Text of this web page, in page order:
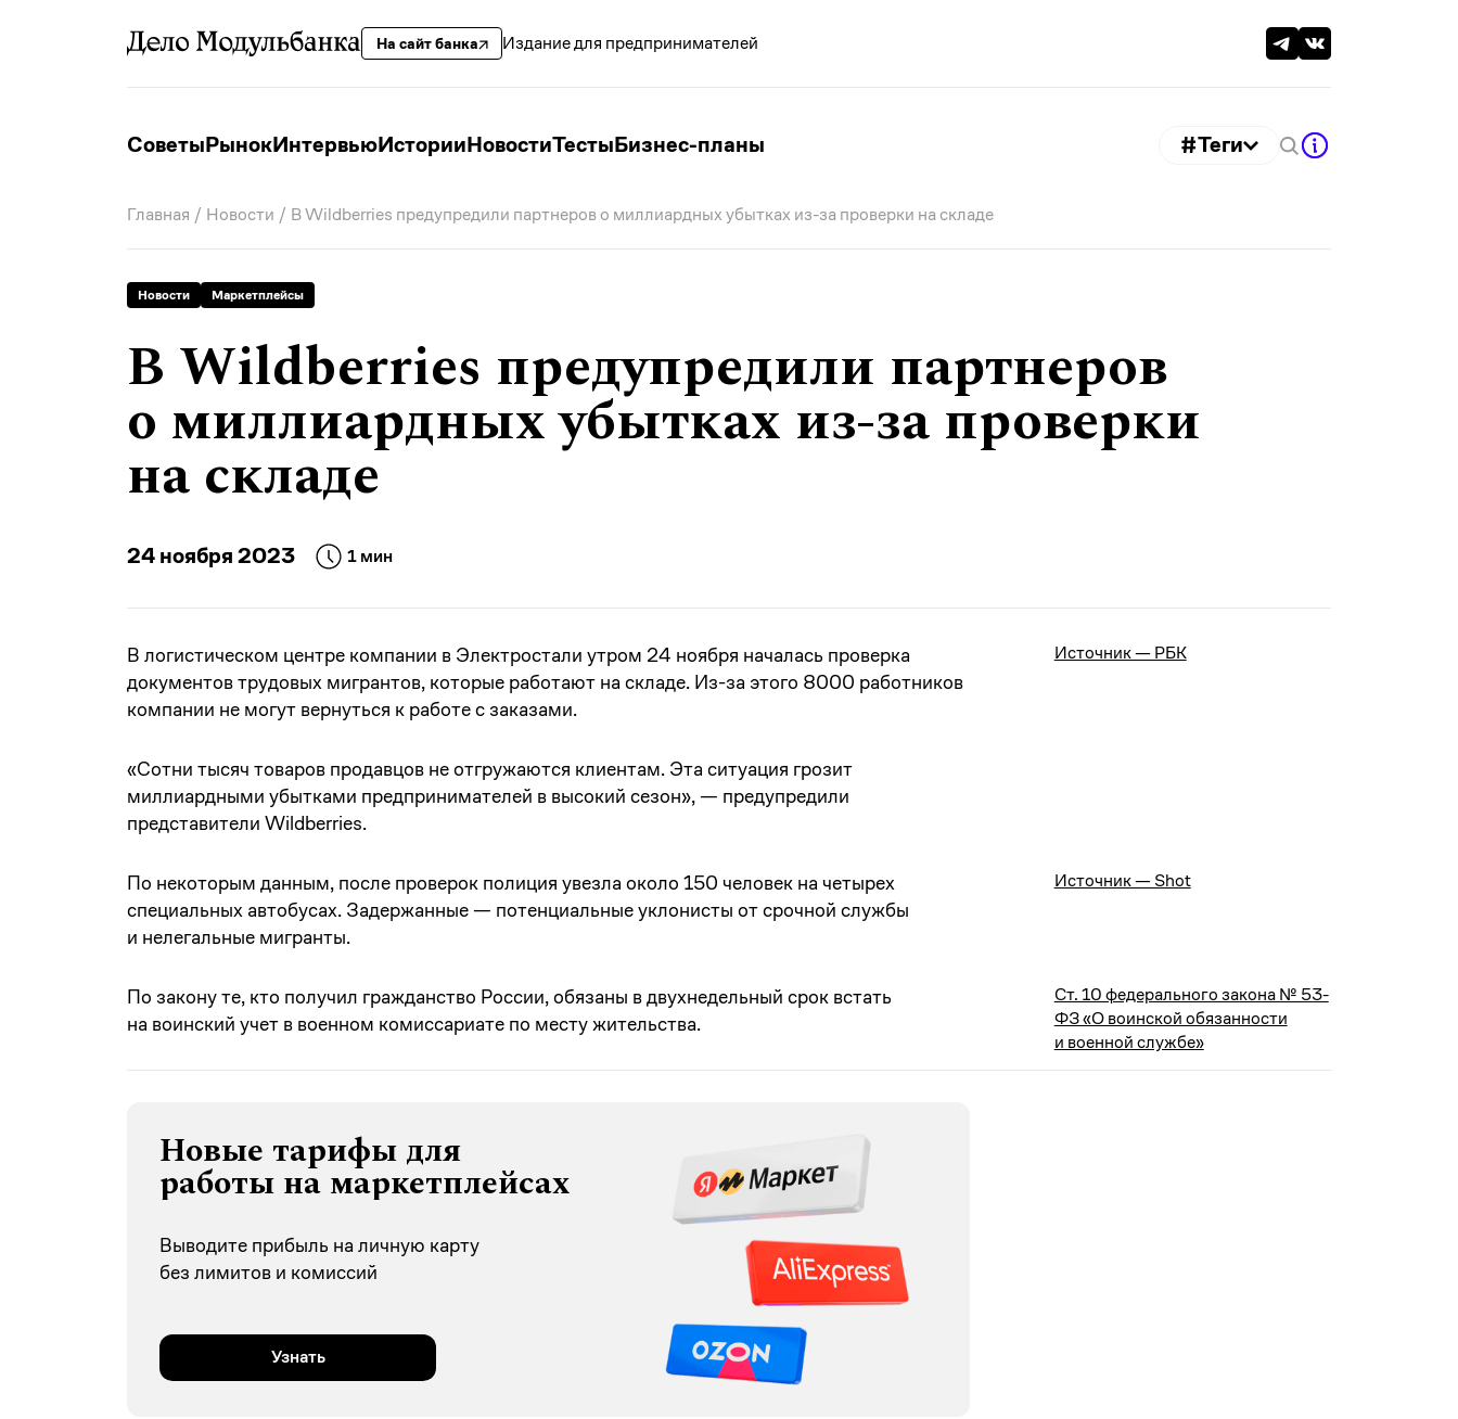
На сайт банка Издание для предпринимателей
СоветыРынокИнтервьюИсторииНовостиТестыБизнес-планы #Теги
Главная / Новости / В Wildberries предупредили партнеров о миллиардных убытках из-за проверки на складе
Новости Маркетплейсы
В Wildberries предупредили партнеров
о миллиардных убытках из-за проверки
на складе
24 ноября 2023 1 мин
Источник — РБК
В логистическом центре компании в Электростали утром 24 ноября началась проверка
документов трудовых мигрантов, которые работают на складе. Из-за этого 8000 работников
компании не могут вернуться к работе с заказами.
«Сотни тысяч товаров продавцов не отгружаются клиентам. Эта ситуация грозит
миллиардными убытками предпринимателей в высокий сезон», — предупредили
представители Wildberries.
Источник — Shot
По некоторым данным, после проверок полиция увезла около 150 человек на четырех
специальных автобусах. Задержанные — потенциальные уклонисты от срочной службы
и нелегальные мигранты.
Ст. 10 федерального закона № 53-
ФЗ «О воинской обязанности
и военной службе»
По закону те, кто получил гражданство России, обязаны в двухнедельный срок встать
на воинский учет в военном комиссариате по месту жительства.
Новые тарифы для
работы на маркетплейсах
Выводите прибыль на личную карту
без лимитов и комиссий
Узнать